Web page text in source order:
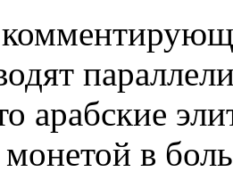
арабские
в